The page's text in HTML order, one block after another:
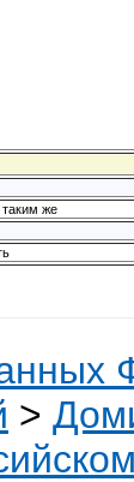
таким же
>